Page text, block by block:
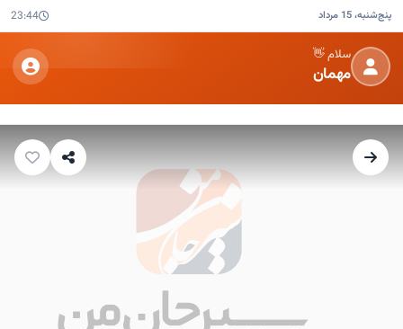
پنج‌شنبه، 15 مرداد 23:44
سلام 👋
مهمان